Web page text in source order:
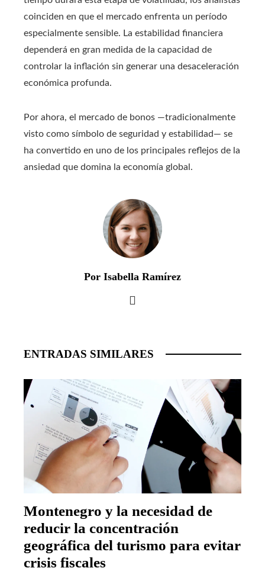
coinciden en que el mercado enfrenta un período
especialmente sensible. La estabilidad financiera
dependerá en gran medida de la capacidad de
controlar la inflación sin generar una desaceleración
económica profunda.
Por ahora, el mercado de bonos —tradicionalmente
visto como símbolo de seguridad y estabilidad— se
ha convertido en uno de los principales reflejos de la
ansiedad que domina la economía global.
Por Isabella Ramírez
ENTRADAS SIMILARES
Montenegro y la necesidad de
reducir la concentración
geográfica del turismo para evitar
crisis fiscales